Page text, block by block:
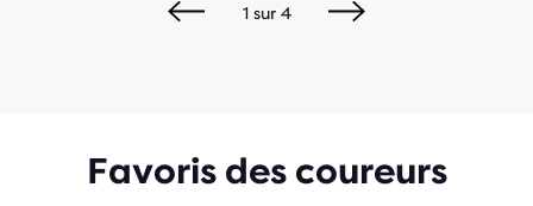
1sur 4
Favoris des coureurs